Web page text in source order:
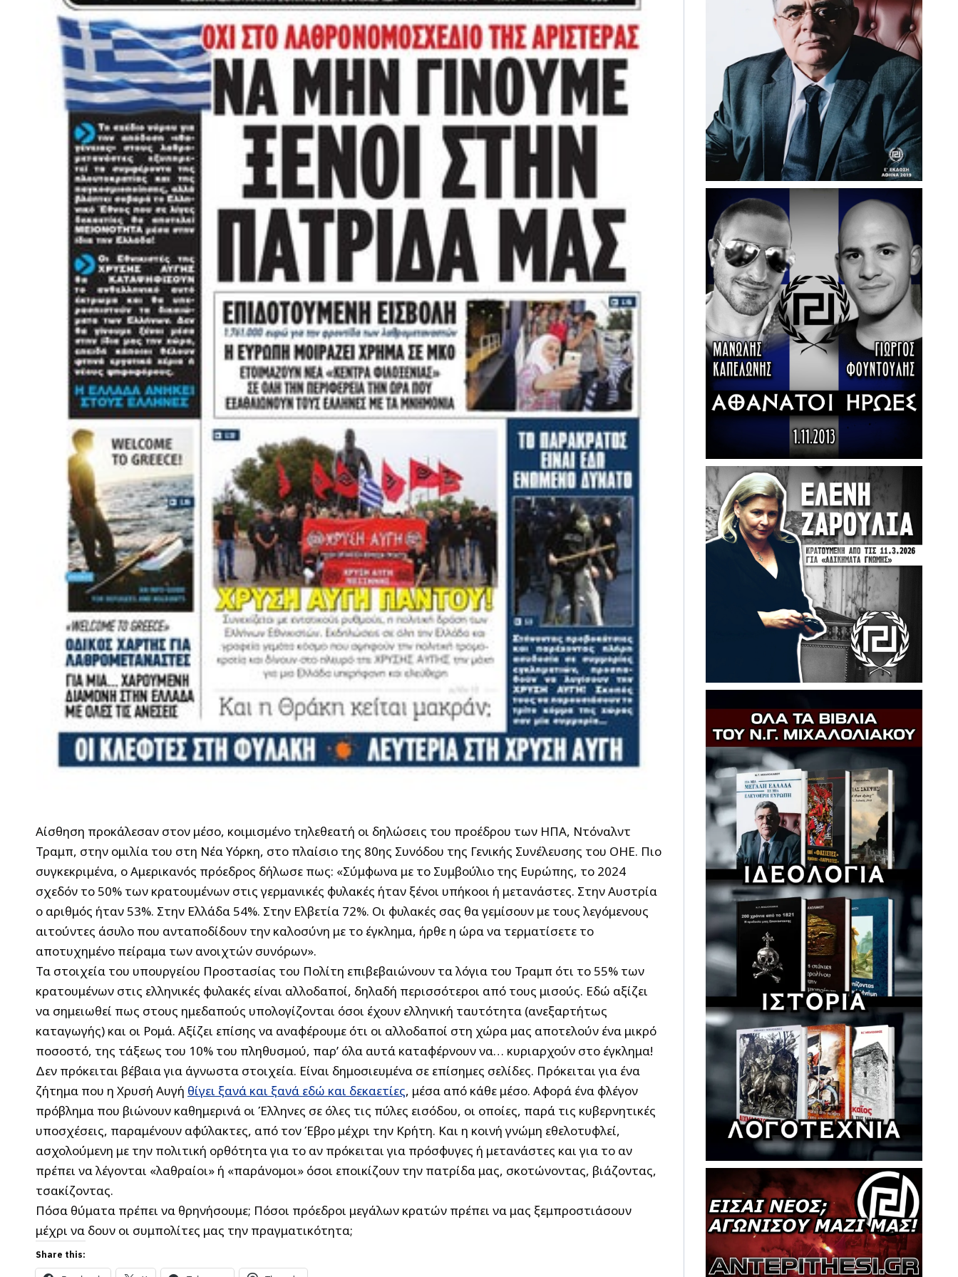
Αίσθηση προκάλεσαν στον μέσο, κοιμισμένο τηλεθεατή οι δηλώσεις του προέδρου των ΗΠΑ, Ντόναλντ
Τραμπ, στην ομιλία του στη Νέα Υόρκη, στο πλαίσιο της 80ης Συνόδου της Γενικής Συνέλευσης του ΟΗΕ. Πιο
συγκεκριμένα, ο Αμερικανός πρόεδρος δήλωσε πως: «Σύμφωνα με το Συμβούλιο της Ευρώπης, το 2024
σχεδόν το 50% των κρατουμένων στις γερμανικές φυλακές ήταν ξένοι υπήκοοι ή μετανάστες. Στην Αυστρία
ο αριθμός ήταν 53%. Στην Ελλάδα 54%. Στην Ελβετία 72%. Οι φυλακές σας θα γεμίσουν με τους λεγόμενους
αιτούντες άσυλο που ανταποδίδουν την καλοσύνη με το έγκλημα, ήρθε η ώρα να τερματίσετε το
αποτυχημένο πείραμα των ανοιχτών συνόρων».
Τα στοιχεία του υπουργείου Προστασίας του Πολίτη επιβεβαιώνουν τα λόγια του Τραμπ ότι το 55% των
κρατουμένων στις ελληνικές φυλακές είναι αλλοδαποί, δηλαδή περισσότεροι από τους μισούς. Εδώ αξίζει
να σημειωθεί πως στους ημεδαπούς υπολογίζονται όσοι έχουν ελληνική ταυτότητα (ανεξαρτήτως
καταγωγής) και οι Ρομά. Αξίζει επίσης να αναφέρουμε ότι οι αλλοδαποί στη χώρα μας αποτελούν ένα μικρό
ποσοστό, της τάξεως του 10% του πληθυσμού, παρ’ όλα αυτά καταφέρνουν να… κυριαρχούν στο έγκλημα!
Δεν πρόκειται βέβαια για άγνωστα στοιχεία. Είναι δημοσιευμένα σε επίσημες σελίδες. Πρόκειται για ένα
ζήτημα που η Χρυσή Αυγή θίγει ξανά και ξανά εδώ και δεκαετίες, μέσα από κάθε μέσο. Αφορά ένα φλέγον
πρόβλημα που βιώνουν καθημερινά οι Έλληνες σε όλες τις πύλες εισόδου, οι οποίες, παρά τις κυβερνητικές
υποσχέσεις, παραμένουν αφύλακτες, από τον Έβρο μέχρι την Κρήτη. Και η κοινή γνώμη εθελοτυφλεί,
ασχολούμενη με την πολιτική ορθότητα για το αν πρόκειται για πρόσφυγες ή μετανάστες και για το αν
πρέπει να λέγονται «λαθραίοι» ή «παράνομοι» όσοι εποικίζουν την πατρίδα μας, σκοτώνοντας, βιάζοντας,
τσακίζοντας.
Πόσα θύματα πρέπει να θρηνήσουμε; Πόσοι πρόεδροι μεγάλων κρατών πρέπει να μας ξεμπροστιάσουν
μέχρι να δουν οι συμπολίτες μας την πραγματικότητα;
Share this: